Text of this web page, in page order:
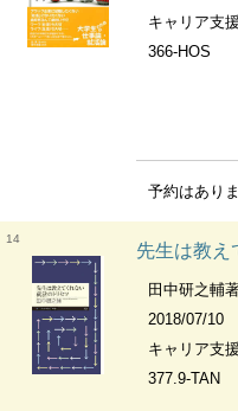
キャリア支
366-HOS
予約はあり
14
先生は教え
田中研之輔
2018/07/10
キャリア支
377.9-TAN